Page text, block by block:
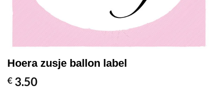
Hoera zusje ballon label
€ 3.50